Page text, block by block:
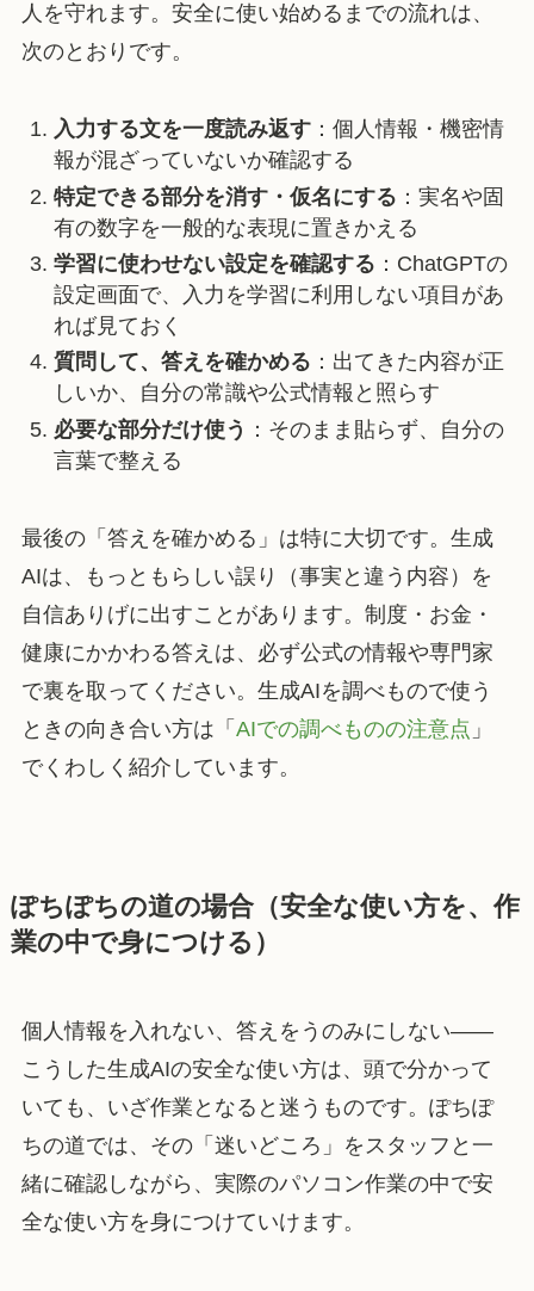
人を守れます。安全に使い始めるまでの流れは、
次のとおりです。
入力する文を一度読み返す：個人情報・機密情
報が混ざっていないか確認する
特定できる部分を消す・仮名にする ：実名や固
有の数字を一般的な表現に置きかえる
学習に使わせない設定を確認する ：ChatGPTの
設定画面で、入力を学習に利用しない項目があ
れば見ておく
質問して、答えを確かめる ：出てきた内容が正
しいか、自分の常識や公式情報と照らす
必要な部分だけ使う ：そのまま貼らず、自分の
言葉で整える
最後の「答えを確かめる」は特に大切です。生成
AIは、もっともらしい誤り（事実と違う内容）を
自信ありげに出すことがあります。制度・お金・
健康にかかわる答えは、必ず公式の情報や専門家
で裏を取ってください。生成AIを調べもので使う
ときの向き合い方は「 AIでの調べものの注意点 」
でくわしく紹介しています。
ぽちぽちの道の場合（安全な使い方を、作
業の中で身につける）
個人情報を入れない、答えをうのみにしない——
こうした生成AIの安全な使い方は、頭で分かって
いても、いざ作業となると迷うものです。ぽちぽ
ちの道では、その「迷いどころ」をスタッフと一
緒に確認しながら、実際のパソコン作業の中で安
全な使い方を身につけていけます。